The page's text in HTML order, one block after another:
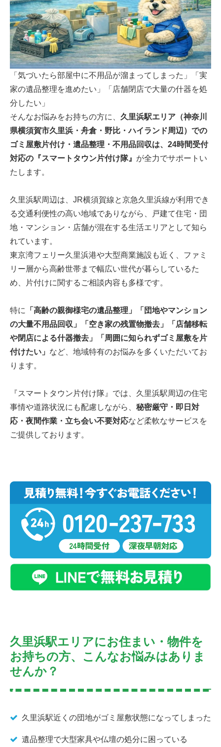
「気づいたら部屋中に不用品が溜まってしまった」「実
家の遺品整理を進めたい」「店舗閉店で大量の什器を処
分したい」
そんなお悩みをお持ちの方に、 久里浜駅エリア（神奈川
県横須賀市久里浜・舟倉・野比・ハイランド周辺）での
ゴミ屋敷片付け・遺品整理・不用品回収は、24時間受付
対応の『スマートタウン片付け隊』 が全力でサポートい
たします。
久里浜駅周辺は、JR横須賀線と京急久里浜線が利用でき
る交通利便性の高い地域でありながら、戸建て住宅・団
地・マンション・店舗が混在する生活エリアとして知ら
れています。
東京湾フェリー久里浜港や大型商業施設も近く、ファミ
リー層から高齢世帯まで幅広い世代が暮らしているた
め、片付けに関するご相談内容も多様です。
特に
「高齢の親御様宅の遺品整理」「団地やマンション
の大量不用品回収」「空き家の残置物撤去」「店舗移転
や閉店による什器撤去」「周囲に知られずゴミ屋敷を片
付けたい」 など、地域特有のお悩みを多くいただいてお
ります。
『スマートタウン片付け隊』では、久里浜駅周辺の住宅
事情や道路状況にも配慮しながら、 秘密厳守・即日対
応・夜間作業・立ち会い不要対応など柔軟なサービスを
ご提供しております。
久里浜駅エリアにお住まい・物件を
お持ちの方、こんなお悩みはありま
せんか？
久里浜駅近くの団地がゴミ屋敷状態になってしまった
遺品整理で大型家具や仏壇の処分に困っている